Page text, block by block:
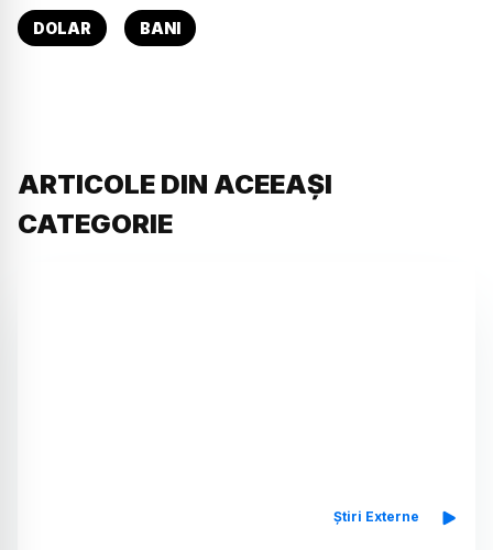
DOLAR BANI
ARTICOLE DIN ACEEAȘI
CATEGORIE
Știri Externe